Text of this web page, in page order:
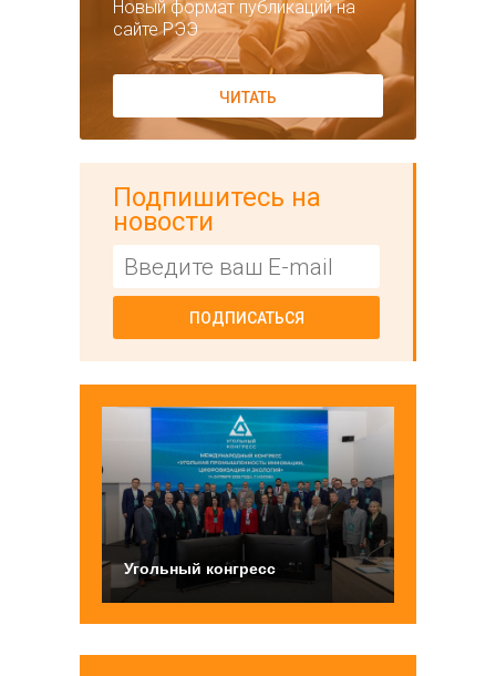
Новый формат публикаций на
сайте РЭЭ
ЧИТАТЬ
Подпишитесь на
новости
ПОДПИСАТЬСЯ
Угольный конгресс